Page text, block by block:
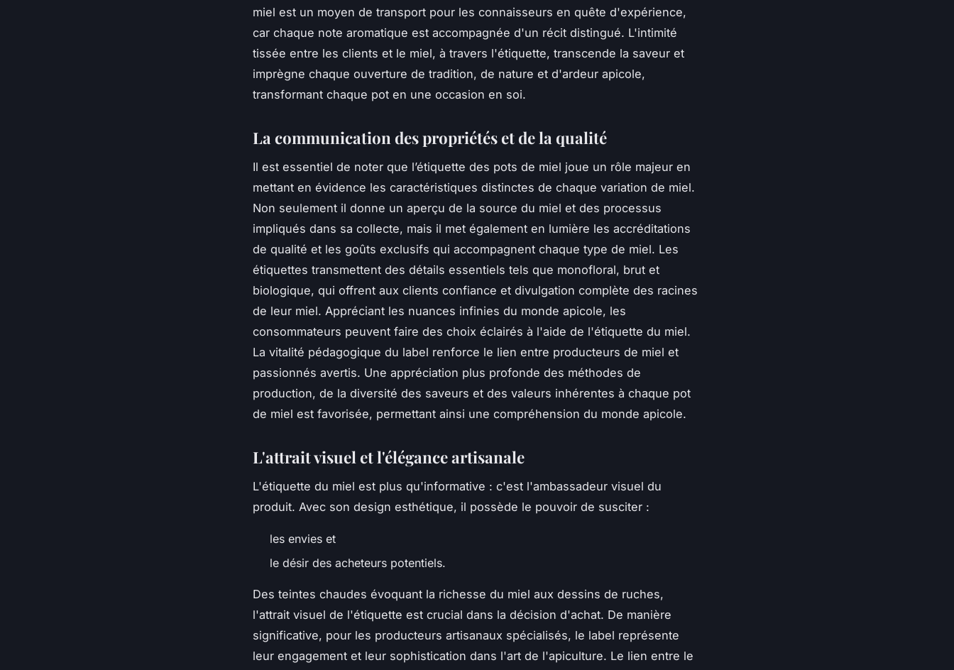
miel est un moyen de transport pour les connaisseurs en quête d'expérience,
car chaque note aromatique est accompagnée d'un récit distingué. L'intimité
tissée entre les clients et le miel, à travers l'étiquette, transcende la saveur et
imprègne chaque ouverture de tradition, de nature et d'ardeur apicole,
transformant chaque pot en une occasion en soi.
La communication des propriétés et de la qualité
Il est essentiel de noter que l’étiquette des pots de miel joue un rôle majeur en
mettant en évidence les caractéristiques distinctes de chaque variation de miel.
Non seulement il donne un aperçu de la source du miel et des processus
impliqués dans sa collecte, mais il met également en lumière les accréditations
de qualité et les goûts exclusifs qui accompagnent chaque type de miel. Les
étiquettes transmettent des détails essentiels tels que monofloral, brut et
biologique, qui offrent aux clients confiance et divulgation complète des racines
de leur miel. Appréciant les nuances infinies du monde apicole, les
consommateurs peuvent faire des choix éclairés à l'aide de l'étiquette du miel.
La vitalité pédagogique du label renforce le lien entre producteurs de miel et
passionnés avertis. Une appréciation plus profonde des méthodes de
production, de la diversité des saveurs et des valeurs inhérentes à chaque pot
de miel est favorisée, permettant ainsi une compréhension du monde apicole.
L'attrait visuel et l'élégance artisanale
L'étiquette du miel est plus qu'informative : c'est l'ambassadeur visuel du
produit. Avec son design esthétique, il possède le pouvoir de susciter :
les envies et
le désir des acheteurs potentiels.
Des teintes chaudes évoquant la richesse du miel aux dessins de ruches,
l'attrait visuel de l'étiquette est crucial dans la décision d'achat. De manière
significative, pour les producteurs artisanaux spécialisés, le label représente
leur engagement et leur sophistication dans l'art de l'apiculture. Le lien entre le